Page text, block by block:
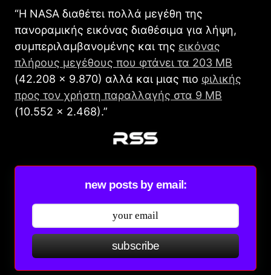
“Η NASA διαθέτει πολλά μεγέθη της
πανοραμικής εικόνας διαθέσιμα για λήψη,
συμπεριλαμβανομένης και της εικόνας
πλήρους μεγέθους που φτάνει τα 203 MB
(42.208 x 9.870) αλλά και μιας πιο φιλικής
προς τον χρήστη παραλλαγής στα 9 MB
(10.552 x 2.468).”
new posts by email:
subscribe